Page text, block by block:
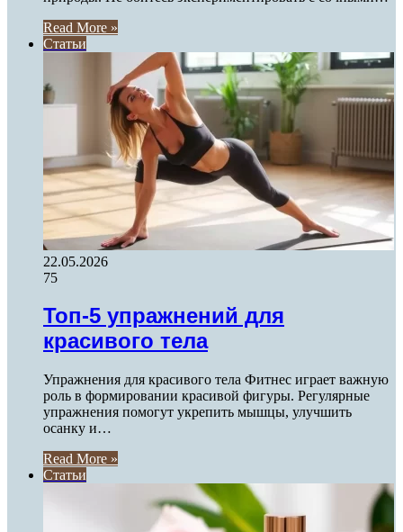
Read More »
Статьи
22.05.2026
75
Топ-5 упражнений для
красивого тела
Упражнения для красивого тела Фитнес играет важную
роль в формировании красивой фигуры. Регулярные
упражнения помогут укрепить мышцы, улучшить
осанку и…
Read More »
Статьи